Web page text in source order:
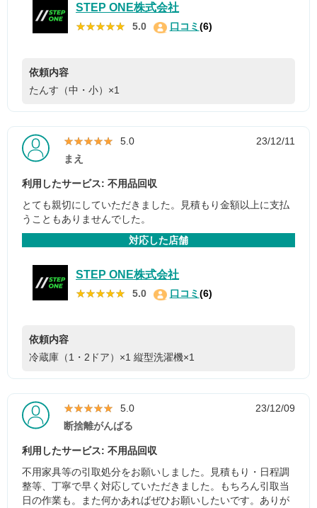
STEP ONE株式会社
★★★★★
★★★★★ 5.0 口コミ(6)
依頼内容
たんす（中・小）×1
★★★★★
★★★★★ 5.0
23/12/11
まえ
利用したサービス: 不用品回収
とても親切にしていただきました。見積もり金額以上に支払
うこともありませんでした。
対応した店舗
STEP ONE株式会社
★★★★★
★★★★★ 5.0 口コミ(6)
依頼内容
冷蔵庫（1・2ドア）×1 縦型洗濯機×1
★★★★★
★★★★★ 5.0
23/12/09
断捨離がんばる
利用したサービス: 不用品回収
不用家具等の引取処分をお願いしました。見積もり・日程調
整等、丁寧で早く対応していただきました。もちろん引取当
日の作業も。また何かあればぜひお願いしたいです。ありが